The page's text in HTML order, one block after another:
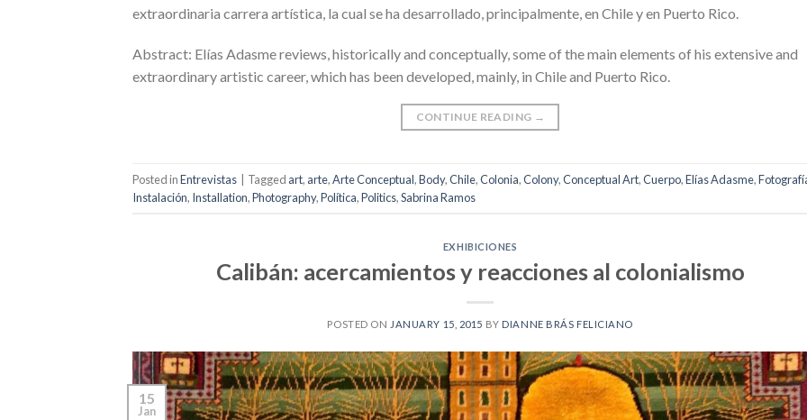
extraordinaria carrera artística, la cual se ha desarrollado, principalmente, en Chile y en Puerto Rico.
Abstract: Elías Adasme reviews, historically and conceptually, some of the main elements of his extensive and
extraordinary artistic career, which has been developed, mainly, in Chile and Puerto Rico.
CONTINUE READING →
Posted inEntrevistas Tagged art, arte,Arte Conceptual,Body,Chile,Colonia,Colony,Conceptual Art,Cuerpo,Elías Adasme,
Instalación, Installation,Photography,Política,Politics,Sabrina Ramos
EXHIBICIONES
Calibán: acercamientos y reacciones al colonialismo
POSTED ON JANUARY 15, 2015 BY DIANNE BRÁS FELICIANO
15
Jan